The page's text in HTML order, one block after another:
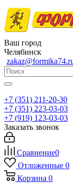
Ваш город
Челябинск
+7 (351) 211-20-30
+7 (351) 223-03-03
+7 (919) 123-03-03
Заказать звонок
Сравнение0
Отложенные 0
Корзина 0